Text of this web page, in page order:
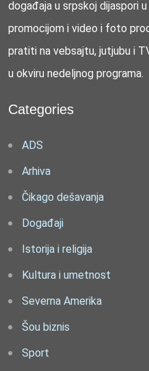
događaja u srpskoj dijaspori
promocijom i video i foto
pratiti na vebsajtu, jutjubu i
u okviru nedeljnog programa.
Categories
ADS
Arhiva
Čikago dešavanja
Događaji
Istorija i religija
Kultura i umetnost
Severna Amerika
Šou biznis
Sport